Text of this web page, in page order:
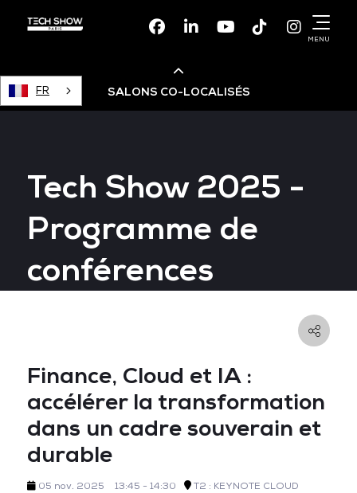
FacebookLinkedinYoutubeTikTok
MENU
FR SALONS CO-LOCALISÉS
Devops Live
Cloud & Cyber Security
Tech Show 2025 -
Programme de
conférences
Finance, Cloud et IA :
accélérer la transformation
dans un cadre souverain et
durable
05 nov. 2025 13:45 - 14:30
T2 : KEYNOTE CLOUD